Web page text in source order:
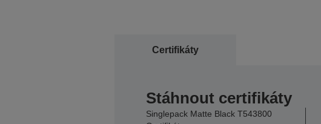
Certifikáty
Stáhnout certifikáty
Singlepack Matte Black T543800